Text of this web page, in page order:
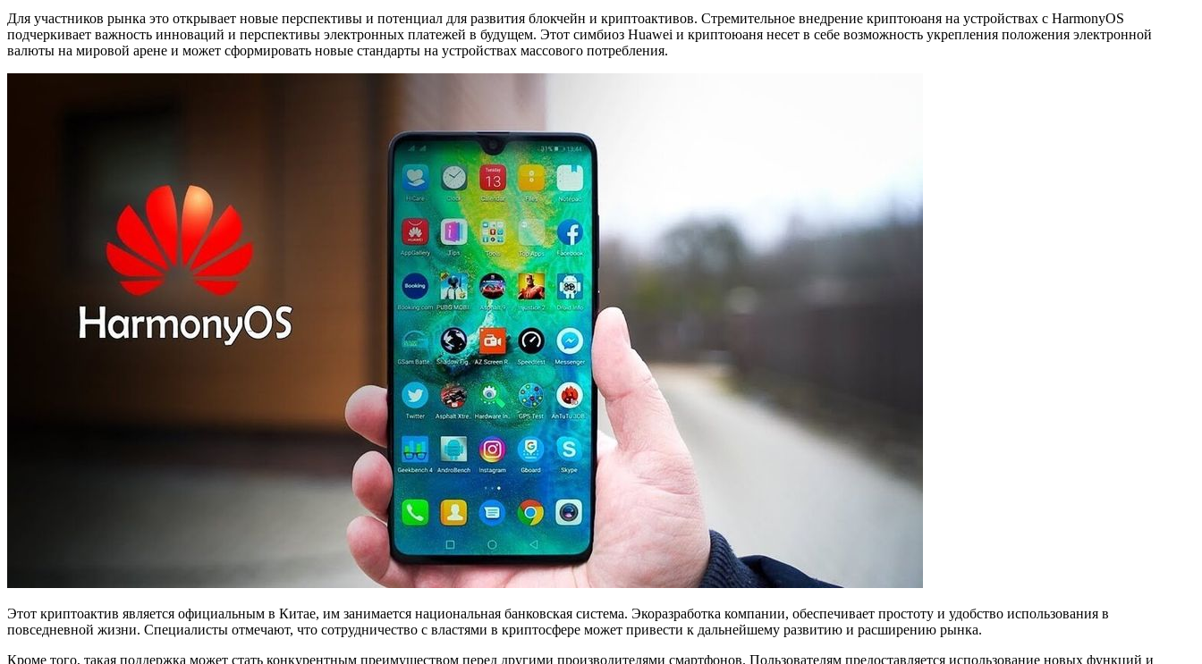
Для участников рынка это открывает новые перспективы и потенциал для развития блокчейн и криптоактивов. Стремительное внедрение криптоюаня на устройствах с HarmonyOS
подчеркивает важность инноваций и перспективы электронных платежей в будущем. Этот симбиоз Huawei и криптоюаня несет в себе возможность укрепления положения электронной
валюты на мировой арене и может сформировать новые стандарты на устройствах массового потребления.
Этот криптоактив является официальным в Китае, им занимается национальная банковская система. Экоразработка компании, обеспечивает простоту и удобство использования в
повседневной жизни. Специалисты отмечают, что сотрудничество с властями в криптосфере может привести к дальнейшему развитию и расширению рынка.
Кроме того, такая поддержка может стать конкурентным преимуществом перед другими производителями смартфонов. Пользователям предоставляется использование новых функций и